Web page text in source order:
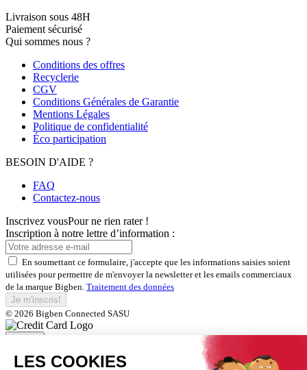
Livraison sous 48H
Paiement sécurisé
Qui sommes nous ?
Conditions des offres
Recyclerie
CGV
Conditions Générales de Garantie
Mentions Légales
Politique de confidentialité
Éco participation
BESOIN D'AIDE ?
FAQ
Contactez-nous
Inscrivez vousPour ne rien rater !
Inscription à notre lettre d’information :
En soumettant ce formulaire, j'accepte que les informations saisies soient
utilisées pour permettre de m'envoyer la newsletter et les emails commerciaux
de la marque Bigben. Traitement des données
Je m'inscris!
© 2026 Bigben Connected SASU
Fermer
Inscrivez-vous et bénéficiez de